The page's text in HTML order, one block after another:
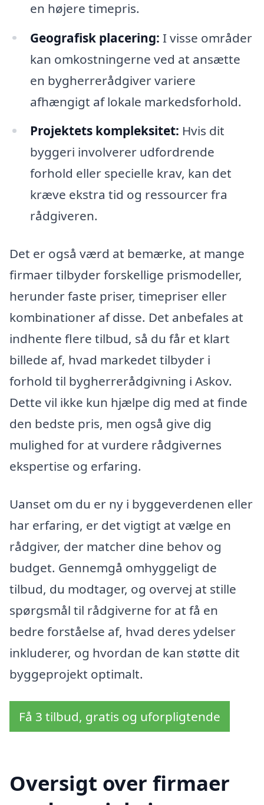
en højere timepris.
Geografisk placering: I visse områder
kan omkostningerne ved at ansætte
en bygherrerådgiver variere
afhængigt af lokale markedsforhold.
Projektets kompleksitet: Hvis dit
byggeri involverer udfordrende
forhold eller specielle krav, kan det
kræve ekstra tid og ressourcer fra
rådgiveren.
Det er også værd at bemærke, at mange
firmaer tilbyder forskellige prismodeller,
herunder faste priser, timepriser eller
kombinationer af disse. Det anbefales at
indhente flere tilbud, så du får et klart
billede af, hvad markedet tilbyder i
forhold til bygherrerådgivning i Askov.
Dette vil ikke kun hjælpe dig med at finde
den bedste pris, men også give dig
mulighed for at vurdere rådgivernes
ekspertise og erfaring.
Uanset om du er ny i byggeverdenen eller
har erfaring, er det vigtigt at vælge en
rådgiver, der matcher dine behov og
budget. Gennemgå omhyggeligt de
tilbud, du modtager, og overvej at stille
spørgsmål til rådgiverne for at få en
bedre forståelse af, hvad deres ydelser
inkluderer, og hvordan de kan støtte dit
byggeprojekt optimalt.
Få 3 tilbud, gratis og uforpligtende
Oversigt over firmaer